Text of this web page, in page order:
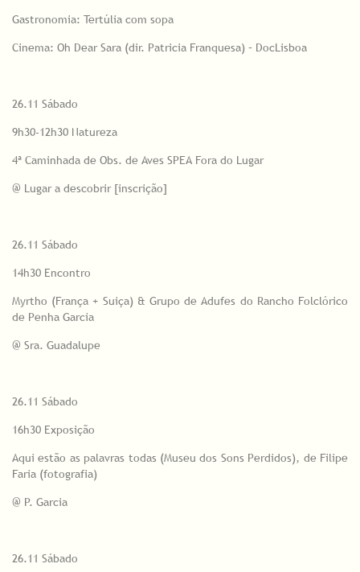
Gastronomia: Tertúlia com sopa
Cinema: Oh Dear Sara (dir. Patricia Franquesa) – DocLisboa
26.11 Sábado
9h30-12h30 Natureza
4ª Caminhada de Obs. de Aves SPEA Fora do Lugar
@ Lugar a descobrir [inscrição]
26.11 Sábado
14h30 Encontro
Myrtho (França + Suiça) & Grupo de Adufes do Rancho Folclórico
de Penha Garcia
@ Sra. Guadalupe
26.11 Sábado
16h30 Exposição
Aqui estão as palavras todas (Museu dos Sons Perdidos), de Filipe
Faria (fotografia)
@ P. Garcia
26.11 Sábado